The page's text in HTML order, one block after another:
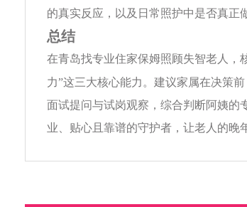
的真实反应，以及日常照护中是否真正
总结
在青岛找专业住家保姆照顾失智老人，
力”这三大核心能力。建议家属在决策
面试提问与试岗观察，综合判断阿姨的
业、贴心且靠谱的守护者，让老人的晚